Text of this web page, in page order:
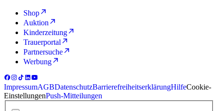
Shop
Auktion
Kinderzeitung
Trauerportal
Partnersuche
Werbung
ImpressumAGBDatenschutzBarrierefreiheitserklärungHilfeCookie-
EinstellungenPush-Mitteilungen